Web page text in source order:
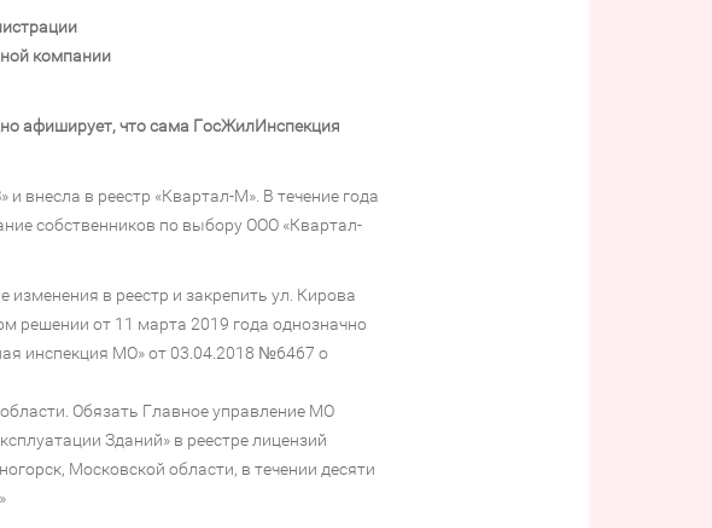
компании
афиширует, что сама ГосЖилИнспекция
в реестр «Квартал-М». В течение года
собственников по выбору ООО «Квартал-
в реестр и закрепить ул. Кирова
решении от 11 марта 2019 года однозначно
инспекция МО» от 03.04.2018 №6467 о
Обязать Главное управление МО
Зданий» в реестре лицензий
Московской области, в течении десяти